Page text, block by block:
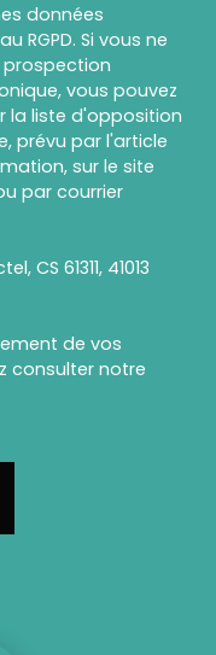
données
RGPD. Si vous ne
vous pouvez
la liste d'opposition
prévu par l'article
sur le site
par courrier
CS 61311, 41013
de vos
consulter notre